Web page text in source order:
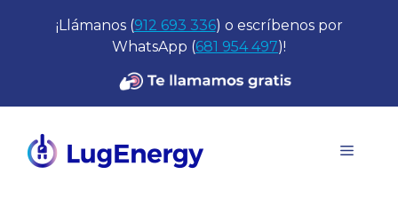
¡Llámanos (912 693 336) o escríbenos por
WhatsApp (681 954 497)!
Menú